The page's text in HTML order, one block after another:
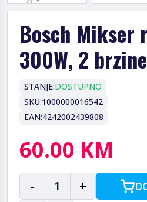
Bosch Mikser
300W, 2
STANJE:DOSTUPNO
SKU:1000000016542
EAN:4242002439808
60.00 KM
- 1 +